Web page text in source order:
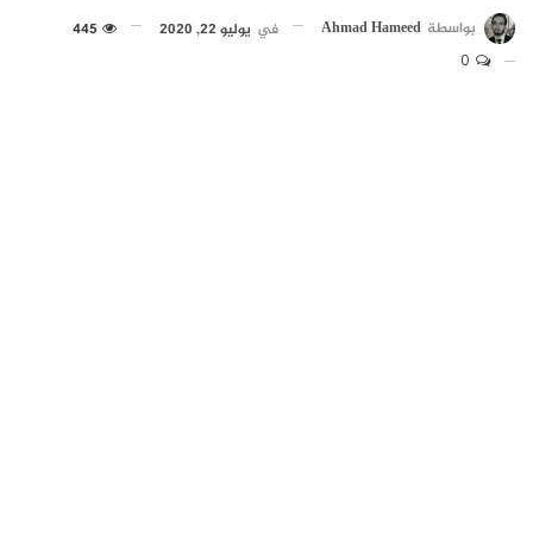
بواسطة Ahmad Hameed في يوليو 22, 2020